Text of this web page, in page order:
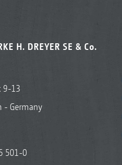
H. DREYER SE & Co.
9-13
- Germany
501-0